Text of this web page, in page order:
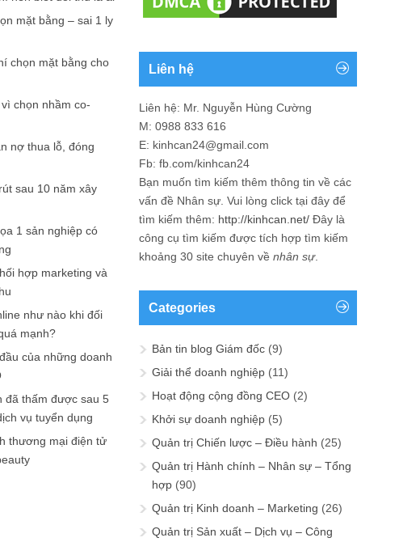
mặt bằng – sai 1 ly
chọn mặt bằng cho
chọn nhầm co-
nợ thua lỗ, đóng
sau 10 năm xây
1 sản nghiệp có
hợp marketing và
như nào khi đối
mạnh?
của những doanh
đã thấm được sau 5
vụ tuyển dụng
thương mại điện tử
Liên hệ
Liên hệ: Mr. Nguyễn Hùng Cường
M: 0988 833 616
E: kinhcan24@gmail.com
Fb: fb.com/kinhcan24
Bạn muốn tìm kiếm thêm thông tin về các
vấn đề Nhân sự . Vui lòng click tại đây để
tìm kiếm thêm: http://kinhcan.net/ Đây là
công cụ tìm kiếm được tích hợp tìm kiếm
khoảng 30 site chuyên về nhân sự.
Categories
Bản tin blog Giám đốc (9)
Giải thể doanh nghiệp (11)
Hoạt động cộng đồng CEO (2)
Khởi sự doanh nghiệp (5)
Quản trị Chiến lược – Điều hành (25)
Quản trị Hành chính – Nhân sự – Tổng
hợp (90)
Quản trị Kinh doanh – Marketing (26)
Quản trị Sản xuất – Dịch vụ – Công